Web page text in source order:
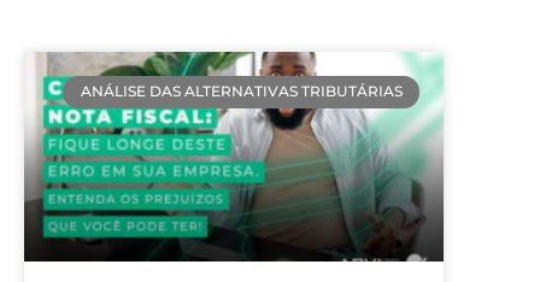
ANÁLISE DAS ALTERNATIVAS TRIBUTÁRIAS